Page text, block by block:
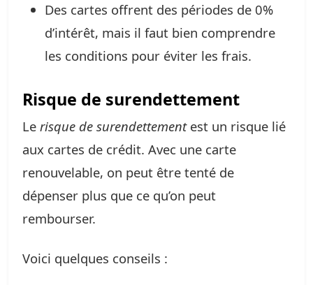
Des cartes offrent des périodes de 0%
d’intérêt, mais il faut bien comprendre
les conditions pour éviter les frais.
Risque de surendettement
Le risque de surendettementest un risque lié
aux cartes de crédit. Avec une carte
renouvelable, on peut être tenté de
dépenser plus que ce qu’on peut
rembourser.
Voici quelques conseils :